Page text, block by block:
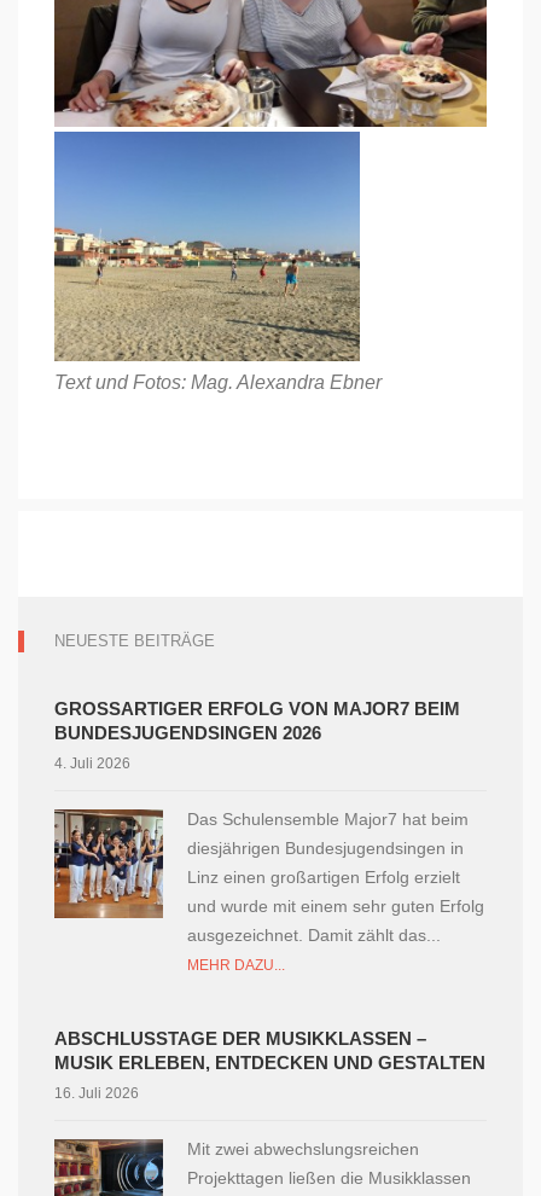
Text und Fotos: Mag. Alexandra Ebner
NEUESTE BEITRÄGE
GROSSARTIGER ERFOLG VON MAJOR7 BEIM B
UNDESJUGENDSINGEN 2026
4. Juli 2026
Das Schulensemble Major7 hat beim
diesjährigen Bundesjugendsingen in
Linz einen großartigen Erfolg erzielt
und wurde mit einem sehr guten Erfolg
ausgezeichnet. Damit zählt das...
MEHR DAZU...
ABSCHLUSSTAGE DER MUSIKKLASSEN –
MUSIK ERLEBEN, ENTDECKEN UND GESTALTEN
16. Juli 2026
Mit zwei abwechslungsreichen
Projekttagen ließen die Musikklassen